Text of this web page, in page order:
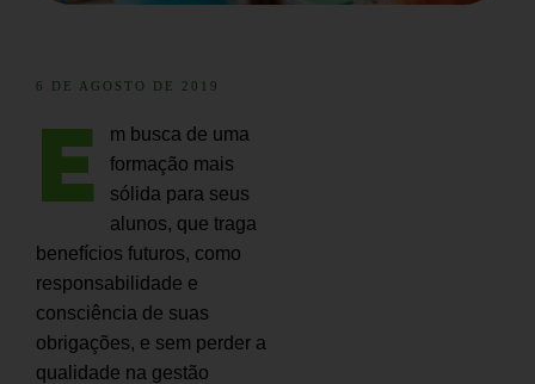
6 DE AGOSTO DE 2019
E
m busca de uma
formação mais
sólida para seus
alunos, que traga
benefícios futuros, como
responsabilidade e
consciência de suas
obrigações, e sem perder a
qualidade na gestão